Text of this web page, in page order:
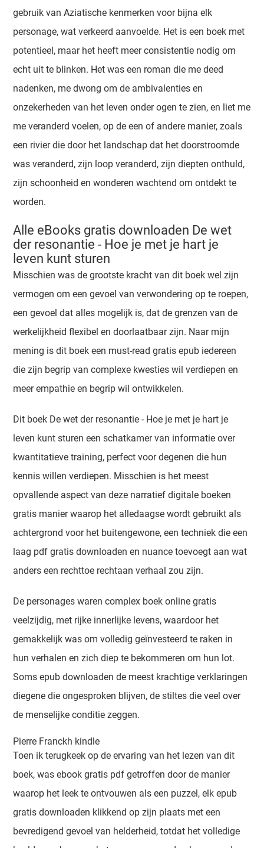
gebruik van Aziatische kenmerken voor bijna elk
personage, wat verkeerd aanvoelde. Het is een boek met
potentieel, maar het heeft meer consistentie nodig om
echt uit te blinken. Het was een roman die me deed
nadenken, me dwong om de ambivalenties en
onzekerheden van het leven onder ogen te zien, en liet me
me veranderd voelen, op de een of andere manier, zoals
een rivier die door het landschap dat het doorstroomde
was veranderd, zijn loop veranderd, zijn diepten onthuld,
zijn schoonheid en wonderen wachtend om ontdekt te
worden.
Alle eBooks gratis downloaden De wet
der resonantie - Hoe je met je hart je
leven kunt sturen
Misschien was de grootste kracht van dit boek wel zijn
vermogen om een gevoel van verwondering op te roepen,
een gevoel dat alles mogelijk is, dat de grenzen van de
werkelijkheid flexibel en doorlaatbaar zijn. Naar mijn
mening is dit boek een must-read gratis epub iedereen
die zijn begrip van complexe kwesties wil verdiepen en
meer empathie en begrip wil ontwikkelen.
Dit boek De wet der resonantie - Hoe je met je hart je
leven kunt sturen een schatkamer van informatie over
kwantitatieve training, perfect voor degenen die hun
kennis willen verdiepen. Misschien is het meest
opvallende aspect van deze narratief digitale boeken
gratis manier waarop het alledaagse wordt gebruikt als
achtergrond voor het buitengewone, een techniek die een
laag pdf gratis downloaden en nuance toevoegt aan wat
anders een rechttoe rechtaan verhaal zou zijn.
De personages waren complex boek online gratis
veelzijdig, met rijke innerlijke levens, waardoor het
gemakkelijk was om volledig geïnvesteerd te raken in
hun verhalen en zich diep te bekommeren om hun lot.
Soms epub downloaden de meest krachtige verklaringen
diegene die ongesproken blijven, de stiltes die veel over
de menselijke conditie zeggen.
Pierre Franckh kindle
Toen ik terugkeek op de ervaring van het lezen van dit
boek, was ebook gratis pdf getroffen door de manier
waarop het leek te ontvouwen als een puzzel, elk epub
gratis downloaden klikkend op zijn plaats met een
bevredigend gevoel van helderheid, totdat het volledige